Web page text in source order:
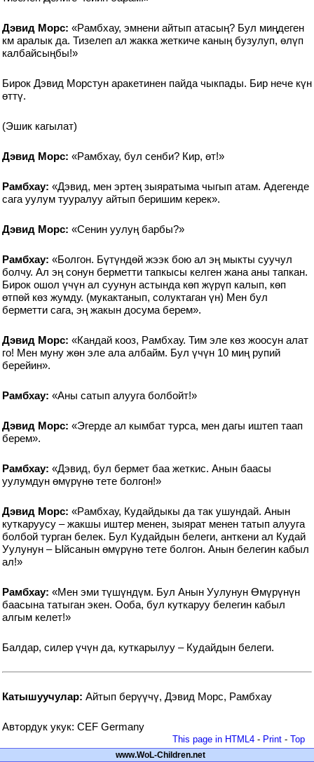
Дэвид Морс: «Рамбхау, эмнени айтып атасың? Бул миңдеген
км аралык да. Тизелеп ал жакка жеткиче каның бузулуп, өлүп
калбайсыңбы!»
Бирок Дэвид Морстун аракетинен пайда чыкпады. Бир нече күн
өттү.
(Эшик кагылат)
Дэвид Морс: «Рамбхау, бул сенби? Кир, өт!»
Рамбхау: «Дэвид, мен эртең зыяратыма чыгып атам. Адегенде
сага уулум тууралуу айтып беришим керек».
Дэвид Морс: «Сенин уулуң барбы?»
Рамбхау: «Болгон. Бүтүндөй жээк бою ал эң мыкты суучул
болчу. Ал эң сонун берметти тапкысы келген жана аны тапкан.
Бирок ошол үчүн ал суунун астында көп жүрүп калып, көп
өтпөй көз жумду. (мукактанып, солуктаган үн) Мен бул
берметти сага, эң жакын досума берем».
Дэвид Морс: «Кандай кооз, Рамбхау. Тим эле көз жоосун алат
го! Мен муну жөн эле ала албайм. Бул үчүн 10 миң рупий
берейин».
Рамбхау: «Аны сатып алууга болбойт!»
Дэвид Морс: «Эгерде ал кымбат турса, мен дагы иштеп таап
берем».
Рамбхау: «Дэвид, бул бермет баа жеткис. Анын баасы
уулумдун өмүрүнө тете болгон!»
Дэвид Морс: «Рамбхау, Кудайдыкы да так ушундай. Анын
куткаруусу – жакшы иштер менен, зыярат менен татып алууга
болбой турган белек. Бул Кудайдын белеги, анткени ал Кудай
Уулунун – Ыйсанын өмүрүнө тете болгон. Анын белегин кабыл
ал!»
Рамбхау: «Мен эми түшүндүм. Бул Анын Уулунун Өмүрүнүн
баасына татыган экен. Ооба, бул куткаруу белегин кабыл
алгым келет!»
Балдар, силер үчүн да, куткарылуу – Кудайдын белеги.
Катышуучулар: Айтып берүүчү, Дэвид Морс, Рамбхау
Автордук укук: CEF Germany
This page in HTML4 - Print - Top
www.WoL-Children.net